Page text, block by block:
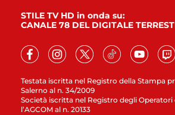
Testata iscritta nel Registro della Stampa
Salerno al n. 34/2009
Società iscritta nel Registro degli
l’AGCOM al n. 20133
STILE TV HD in onda su:
CANALE 78 DEL DIGITALE